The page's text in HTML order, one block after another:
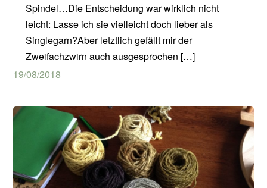
Spindel…Die Entscheidung war wirklich nicht
leicht: Lasse ich sie vielleicht doch lieber als
Singlegarn?Aber letztlich gefällt mir der
Zweifachzwirn auch ausgesprochen […]
19/08/2018